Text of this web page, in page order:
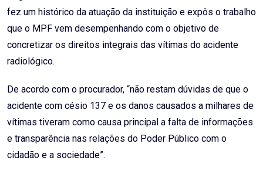
fez um histórico da atuação da instituição e expôs o trabalho
que o MPF vem desempenhando com o objetivo de
concretizar os direitos integrais das vítimas do acidente
radiológico.
De acordo com o procurador, “não restam dúvidas de que o
acidente com césio 137 e os danos causados a milhares de
vítimas tiveram como causa principal a falta de informações
e transparência nas relações do Poder Público com o
cidadão e a sociedade”.